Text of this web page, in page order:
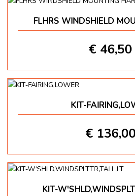
FLHRS WINDSHIELD
€ 46,50
KIT-
€ 136,00
KIT-